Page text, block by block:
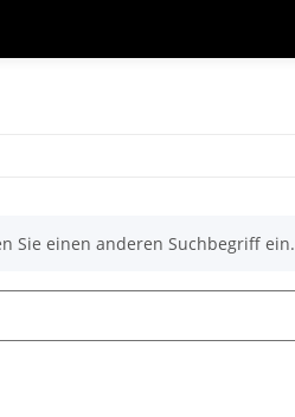
Sie einen anderen Suchbegriff ein.